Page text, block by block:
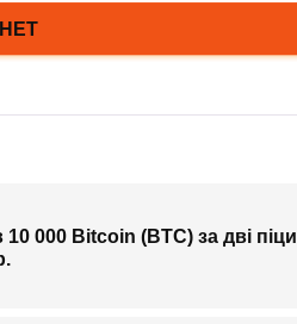
000 Bitcoin (BTC) за дві піци